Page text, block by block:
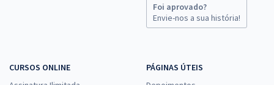
Foi aprovado?
Envie-nos a sua história!
CURSOS ONLINE
PÁGINAS ÚTEIS